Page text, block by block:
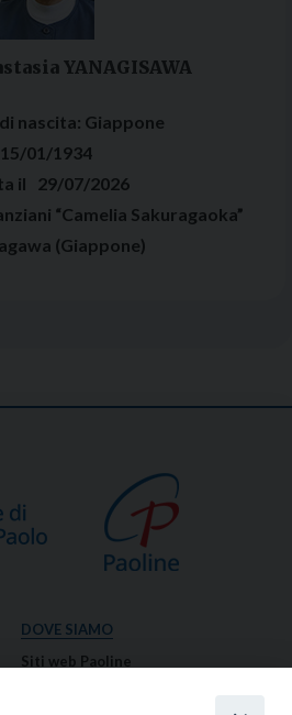
YANAGISAWA
nascita: Giappone
15/01/1934
29/07/2026
“Camelia Sakuragaoka”
(Giappone)
DOVE SIAMO
Siti web Paoline